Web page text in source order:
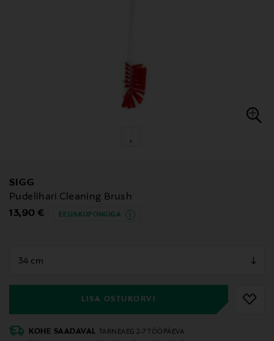
SIGG
Pudelihari Cleaning Brush
Original Price
13,90 € EELIS KUPONGIGA
LISA OSTUKORVI
KOHE SAADAVAL TARNEAEG 2-7 TÖÖPÄEVA